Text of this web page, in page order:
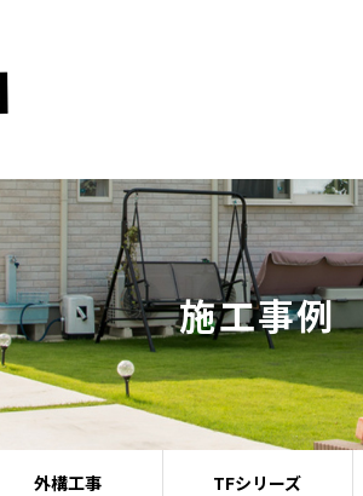
施工事例
外構工事 TFシリーズ